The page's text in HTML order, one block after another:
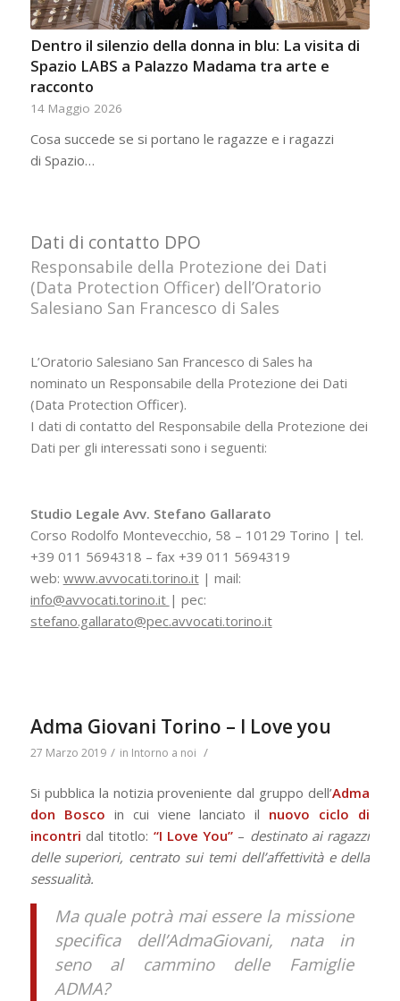
Dentro il silenzio della donna in blu: La visita di
Spazio LABS a Palazzo Madama tra arte e
racconto
14 Maggio 2026
Cosa succede se si portano le ragazze e i ragazzi
di Spazio…
Dati di contatto DPO
Responsabile della Protezione dei Dati
(Data Protection Officer) dell’Oratorio
Salesiano San Francesco di Sales
L’Oratorio Salesiano San Francesco di Sales ha
nominato un Responsabile della Protezione dei Dati
(Data Protection Officer).
I dati di contatto del Responsabile della Protezione dei
Dati per gli interessati sono i seguenti:
Studio Legale Avv. Stefano Gallarato
Corso Rodolfo Montevecchio, 58 – 10129 Torino | tel.
+39 011 5694318 – fax +39 011 5694319
web: www.avvocati.torino.it| mail:
info@avvocati.torino.it | pec:
stefano.gallarato@pec.avvocati.torino.it
Adma Giovani Torino – I Love you
27 Marzo 2019 / in Intorno a noi /
Si pubblica la notizia proveniente dal gruppo dell’Adma
don Bosco in cui viene lanciato il nuovo ciclo di
incontri dal titotlo: “I Love You” – destinato ai ragazzi
delle superiori, centrato sui temi dell’affettività e della
sessualità.
Ma quale potrà mai essere la missione
specifica dell’AdmaGiovani, nata in
seno al cammino delle Famiglie
ADMA?